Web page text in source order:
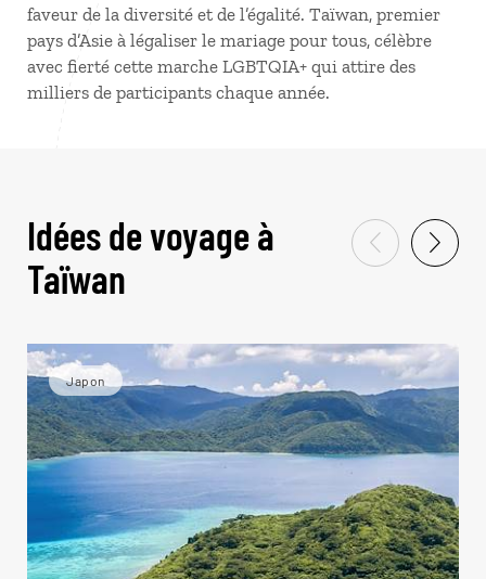
faveur de la diversité et de l’égalité. Taïwan, premier
pays d’Asie à légaliser le mariage pour tous, célèbre
avec fierté cette marche LGBTQIA+ qui attire des
milliers de participants chaque année.
Idées de voyage à
Taïwan
Japon